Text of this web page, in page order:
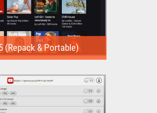
(Repack & Portable)
треки...